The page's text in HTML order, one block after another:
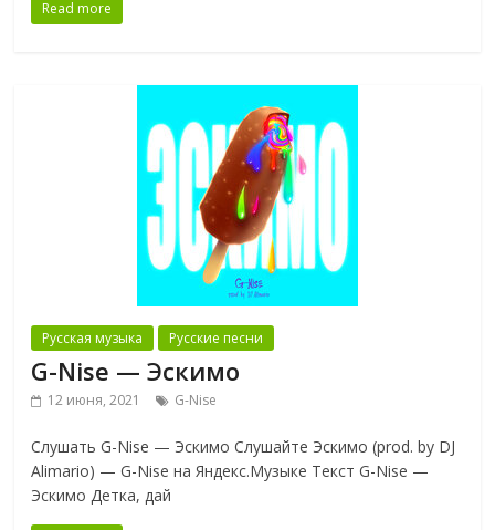
Read more
Русская музыка Русские песни
G-Nise — Эскимо
12 июня, 2021 G-Nise
Слушать G-Nise — Эскимо Слушайте Эскимо (prod. by DJ
Alimario) — G-Nise на Яндекс.Музыке Текст G-Nise —
Эскимо Детка, дай